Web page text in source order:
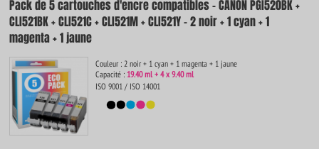
Pack de 5 cartouches d'encre compatibles - CANON PGI520BK +
CLI521BK + CLI521C + CLI521M + CLI521Y - 2 noir + 1 cyan + 1
magenta + 1 jaune
Couleur : 2 noir + 1 cyan + 1 magenta + 1 jaune
Capacité : 19.40 ml + 4 x 9.40 ml
ISO 9001 / ISO 14001